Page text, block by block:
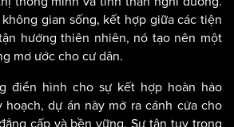
gian sống, kết hợp giữa các tiện
hưởng thiên nhiên, nó tạo nên một
mơ ước cho cư dân.
điển hình cho sự kết hợp hoàn hảo
dự án này mở ra cánh cửa cho
cấp và bền vững. Sự tận tụy trong